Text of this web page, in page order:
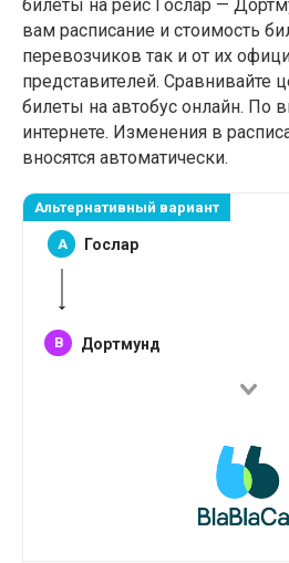
билеты на рейс Гослар —
вам расписание и стоимость
перевозчиков так и от их
представителей. Сравнивайте
билеты на автобус онлайн. По
интернете. Изменения в
вносятся автоматически.
Альтернативный вариант
A Гослар
B Дортмунд